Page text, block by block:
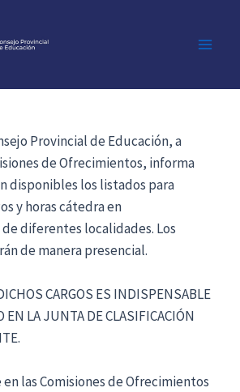
Provincial de Educación, a
de Ofrecimientos, informa
disponibles los listados para
y horas cátedra en
diferentes localidades. Los
de manera presencial.
CARGOS ES INDISPENSABLE
EN LA JUNTA DE CLASIFICACIÓN
las Comisiones de Ofrecimientos